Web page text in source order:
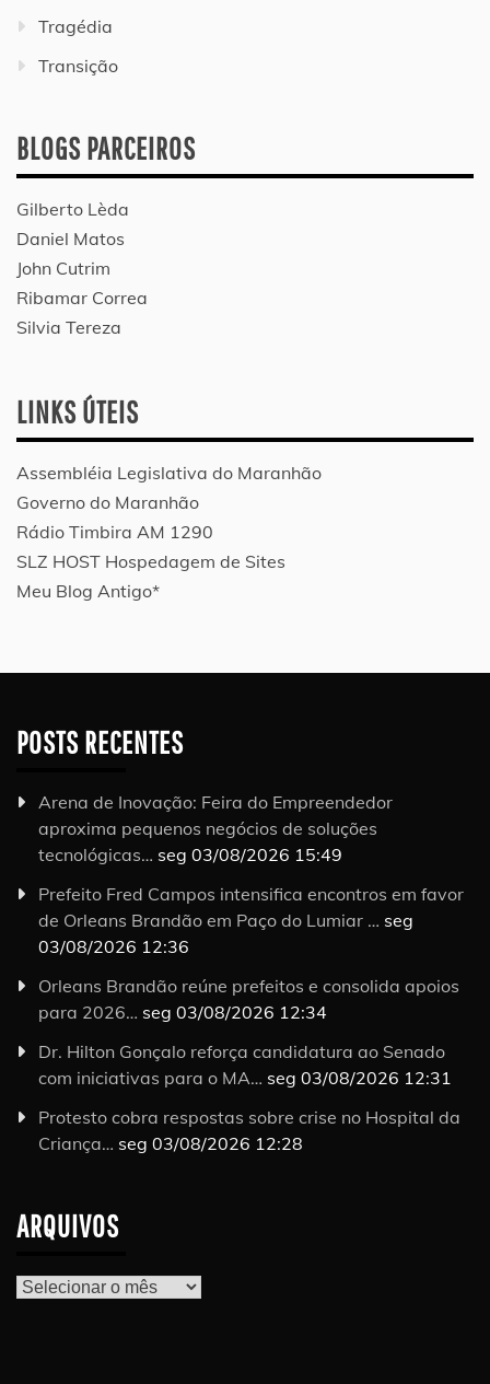
Tragédia
Transição
BLOGS PARCEIROS
Gilberto Lèda
Daniel Matos
John Cutrim
Ribamar Correa
Silvia Tereza
LINKS ÚTEIS
Assembléia Legislativa do Maranhão
Governo do Maranhão
Rádio Timbira AM 1290
SLZ HOST Hospedagem de Sites
Meu Blog Antigo*
POSTS RECENTES
Arena de Inovação: Feira do Empreendedor
aproxima pequenos negócios de soluções
tecnológicas… seg 03/08/2026 15:49
Prefeito Fred Campos intensifica encontros em favor
de Orleans Brandão em Paço do Lumiar … seg
03/08/2026 12:36
Orleans Brandão reúne prefeitos e consolida apoios
para 2026… seg 03/08/2026 12:34
Dr. Hilton Gonçalo reforça candidatura ao Senado
com iniciativas para o MA… seg 03/08/2026 12:31
Protesto cobra respostas sobre crise no Hospital da
Criança… seg 03/08/2026 12:28
ARQUIVOS
Arquivos